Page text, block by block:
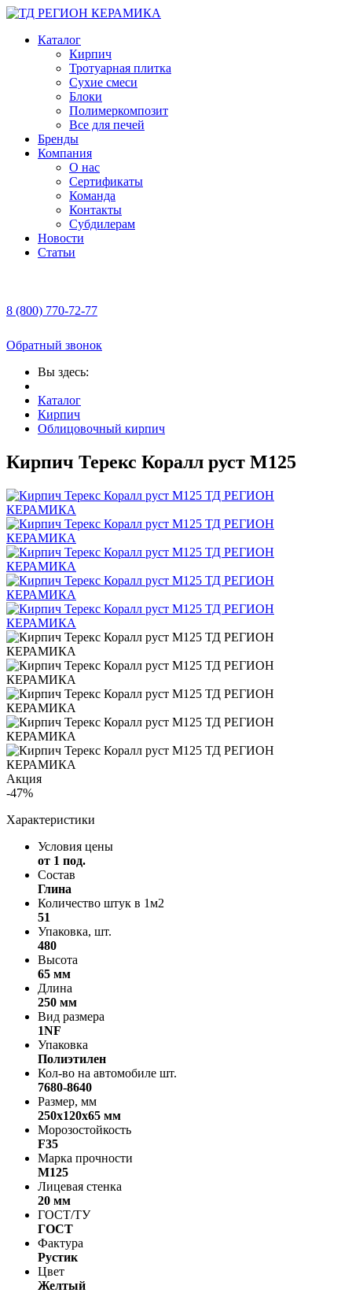
Каталог
Кирпич
Тротуарная плитка
Сухие смеси
Блоки
Полимеркомпозит
Все для печей
Бренды
Компания
О нас
Сертификаты
Команда
Контакты
Субдилерам
Новости
Статьи
8 (800) 770-72-77
Обратный звонок
Вы здесь:
Каталог
Кирпич
Облицовочный кирпич
Кирпич Терекс Коралл руст М125
Акция
-47%
Характеристики
Условия цены
от 1 под.
Состав
Глина
Количество штук в 1м2
51
Упаковка, шт.
480
Высота
65 мм
Длина
250 мм
Вид размера
1NF
Упаковка
Полиэтилен
Кол-во на автомобиле шт.
7680-8640
Размер, мм
250х120х65 мм
Морозостойкость
F35
Марка прочности
M125
Лицевая стенка
20 мм
ГОСТ/ТУ
ГОСТ
Фактура
Рустик
Цвет
Желтый